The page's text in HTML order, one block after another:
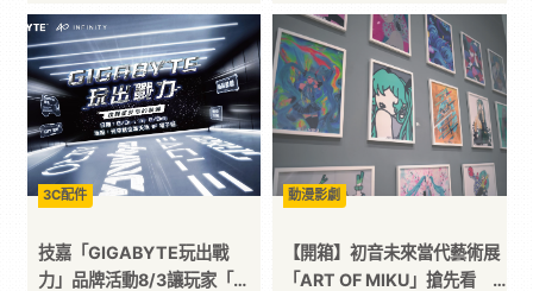
3C配件
技嘉「GIGABYTE玩出戰
力」品牌活動8/3讓玩家「找
動漫影劇
【開箱】初音未來當代藝術展
「ART OF MIKU」搶先看